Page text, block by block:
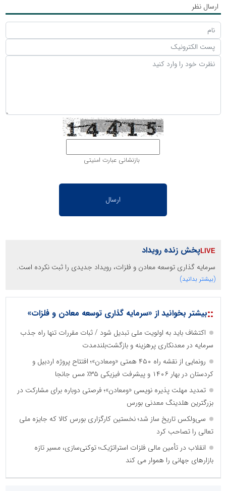
ارسال نظر
بازنشانی عبارت امنیتی
پخش زنده رویداد
سرمایه گذاری توسعه معادن و فلزات، رویداد جدیدی را ثبت نکرده است.
(بیشتر بدانید)
::بیشتر بخوانید از «سرمایه گذاری توسعه معادن و فلزات»
اکتشاف باید به اولویت ملی تبدیل شود / ثبات مقررات تنها راه جذب
سرمایه در معدنکاری پرهزینه و بازگشت‌بلندمدت
رونمایی از نقشه راه ۴۵۰ همتی «ومعادن»؛ افتتاح پروژه اردبیل و
کردستان در بهار ۱۴۰۶ و پیشرفت فیزیکی ۳۵٪ مس جانجا
تمدید مهلت پذیره نویسی «ومعادن»؛ فرصتی دوباره برای مشارکت در
بزرگترین هلدینگ معدنی بورس
سی‌ولکس تاریخ ساز شد؛ نخستین کارگزاری بورس کالا که جایزه ملی
تعالی را تصاحب کرد
انقلاب در تأمین مالی فلزات استراتژیک؛ توکنی‌سازی، مسیر تازه
بازارهای جهانی را هموار می کند